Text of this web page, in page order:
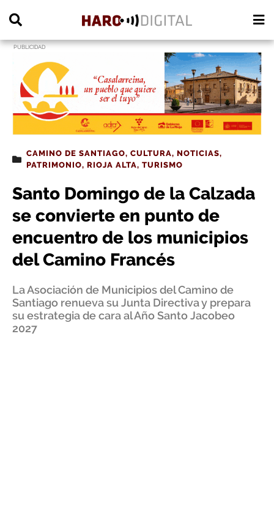
PUBLICIDAD
CAMINO DE SANTIAGO, CULTURA, NOTICIAS,
PATRIMONIO, RIOJA ALTA, TURISMO
Santo Domingo de la Calzada
se convierte en punto de
encuentro de los municipios
del Camino Francés
La Asociación de Municipios del Camino de
Santiago renueva su Junta Directiva y prepara
su estrategia de cara al Año Santo Jacobeo
2027